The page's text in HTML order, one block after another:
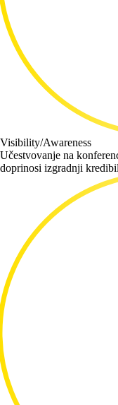
Visibility/Awareness
Učestvovanje na
doprinosi izgradnji